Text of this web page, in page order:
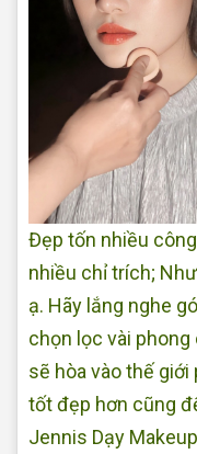
Đẹp tốn nhiều
nhiều chỉ trích;
ạ. Hãy lắng nghe
chọn lọc vài
sẽ hòa vào thế
tốt đẹp hơn cũng
Jennis Dạy